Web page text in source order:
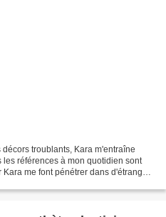
troublants, Kara m'entraîne
références à mon quotidien sont
me font pénétrer dans d'étranges